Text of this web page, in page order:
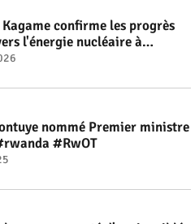
confirme les progrès
l'énergie nucléaire à
#rwanda #RwOT
nommé Premier ministre
#RwOT